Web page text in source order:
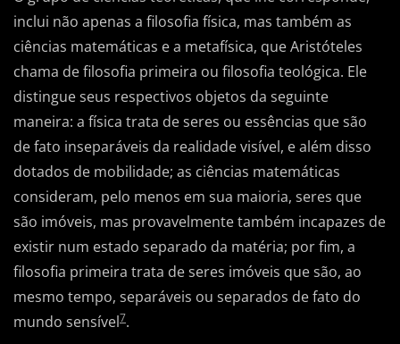
inclui não apenas a filosofia física, mas também as
ciências matemáticas e a metafísica, que Aristóteles
chama de filosofia primeira ou filosofia teológica. Ele
distingue seus respectivos objetos da seguinte
maneira: a física trata de seres ou essências que são
de fato inseparáveis da realidade visível, e além disso
dotados de mobilidade; as ciências matemáticas
consideram, pelo menos em sua maioria, seres que
são imóveis, mas provavelmente também incapazes de
existir num estado separado da matéria; por fim, a
filosofia primeira trata de seres imóveis que são, ao
mesmo tempo, separáveis ou separados de fato do
mundo sensível7.